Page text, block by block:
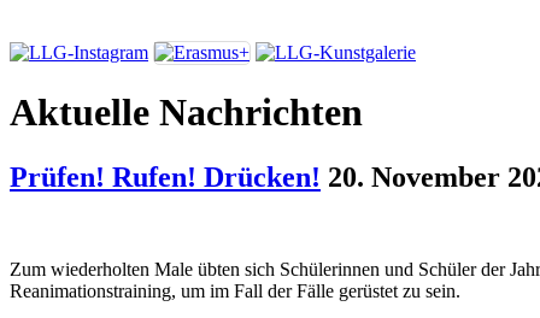
Aktuelle Nachrichten
Prüfen! Rufen! Drücken! 20. November
Zum wiederholten Male übten sich Schülerinnen und Schüler der
Reanimationstraining, um im Fall der Fälle gerüstet zu sein.